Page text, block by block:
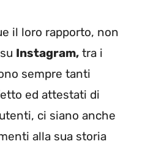
il loro rapporto, non
Instagram, tra i
sempre tanti
ed attestati di
ci siano anche
alla sua storia